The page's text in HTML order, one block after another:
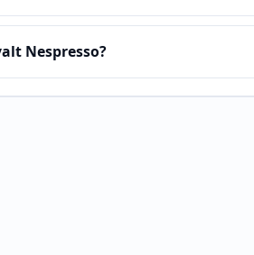
Nespresso?